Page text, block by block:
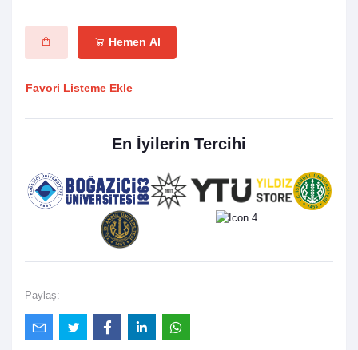
Hemen Al
Favori Listeme Ekle
En İyilerin Tercihi
Paylaş: